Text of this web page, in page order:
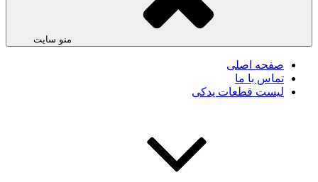
منو سایت
صفحه اصلی
تماس با ما
لیست قطعات یدکی